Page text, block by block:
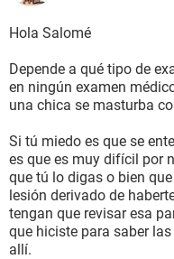
Hola Salomé
Depende a qué tipo de
en ningún examen
una chica se masturba
Si tú miedo es que se
es que es muy difícil por
que tú lo digas o bien
lesión derivado de
tengan que revisar esa
que hiciste para saber
allí.